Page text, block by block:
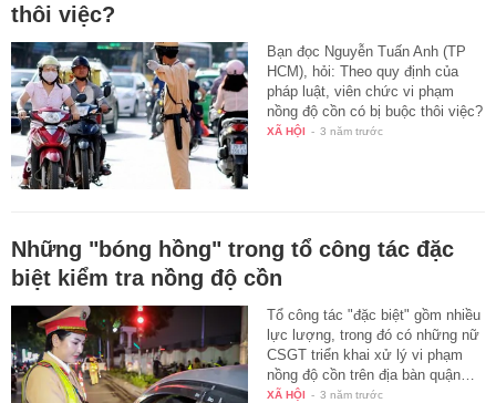
thôi việc?
Bạn đọc Nguyễn Tuấn Anh (TP
HCM), hỏi: Theo quy định của
pháp luật, viên chức vi phạm
nồng độ cồn có bị buộc thôi việc?
XÃ HỘI - 3 năm trước
Những "bóng hồng" trong tổ công tác đặc
biệt kiểm tra nồng độ cồn
Tổ công tác "đặc biệt" gồm nhiều
lực lượng, trong đó có những nữ
CSGT triển khai xử lý vi phạm
nồng độ cồn trên địa bàn quận…
XÃ HỘI - 3 năm trước